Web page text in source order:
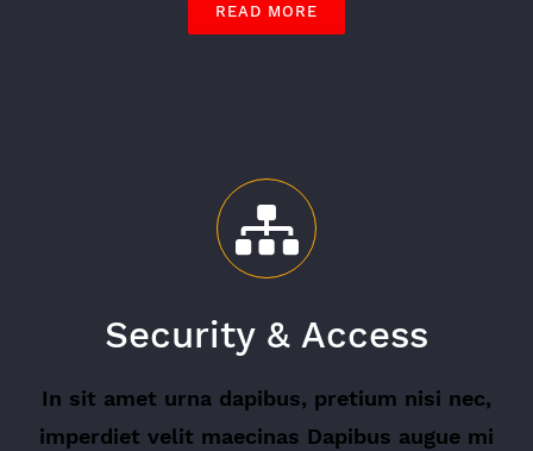
READ MORE
Security & Access
In sit amet urna dapibus, pretium nisi nec,
imperdiet velit maecinas Dapibus augue mi